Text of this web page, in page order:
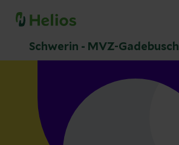
Schwerin - MVZ-Gadebusch